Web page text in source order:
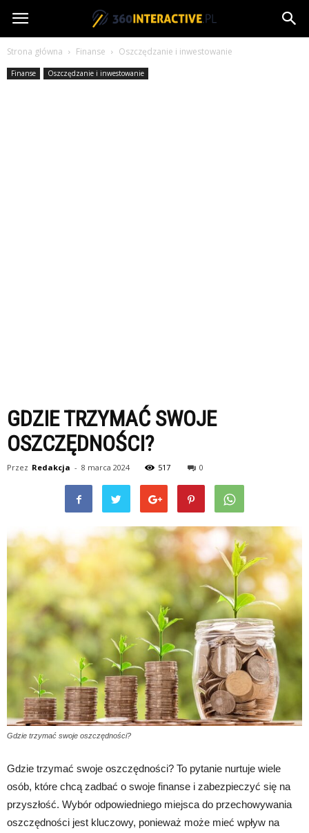
360interactive.pl
Strona główna Finanse Oszczędzanie i inwestowanie
Finanse Oszczędzanie i inwestowanie
GDZIE TRZYMAĆ SWOJE
OSZCZĘDNOŚCI?
Przez Redakcja - 8 marca 2024 517 0
Gdzie trzymać swoje oszczędności?
Gdzie trzymać swoje oszczędności? To pytanie nurtuje wiele
osób, które chcą zadbać o swoje finanse i zabezpieczyć się na
przyszłość. Wybór odpowiedniego miejsca do przechowywania
oszczędności jest kluczowy, ponieważ może mieć wpływ na